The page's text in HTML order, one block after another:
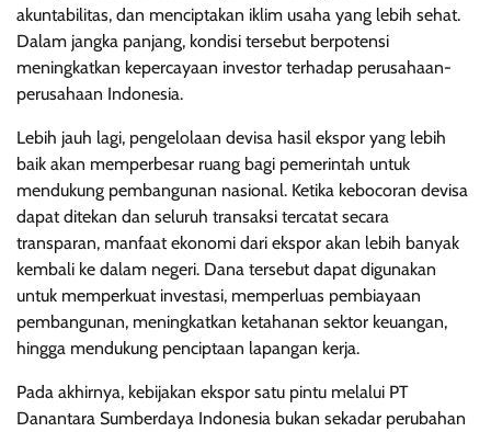
akuntabilitas, dan menciptakan iklim usaha yang lebih sehat.
Dalam jangka panjang, kondisi tersebut berpotensi
meningkatkan kepercayaan investor terhadap perusahaan-
perusahaan Indonesia.
Lebih jauh lagi, pengelolaan devisa hasil ekspor yang lebih
baik akan memperbesar ruang bagi pemerintah untuk
mendukung pembangunan nasional. Ketika kebocoran devisa
dapat ditekan dan seluruh transaksi tercatat secara
transparan, manfaat ekonomi dari ekspor akan lebih banyak
kembali ke dalam negeri. Dana tersebut dapat digunakan
untuk memperkuat investasi, memperluas pembiayaan
pembangunan, meningkatkan ketahanan sektor keuangan,
hingga mendukung penciptaan lapangan kerja.
Pada akhirnya, kebijakan ekspor satu pintu melalui PT
Danantara Sumberdaya Indonesia bukan sekadar perubahan